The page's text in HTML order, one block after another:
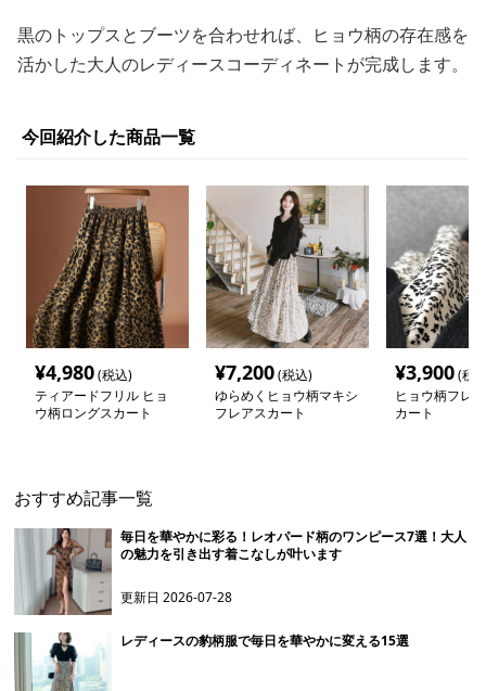
黒のトップスとブーツを合わせれば、ヒョウ柄の存在感を
活かした大人のレディースコーディネートが完成します。
今回紹介した商品一覧
¥4,980(税込)
ティアードフリル ヒョ
ウ柄ロングスカート
¥7,200(税込)
ゆらめくヒョウ柄マキシ
フレアスカート
¥3,900(税
ヒョウ柄フレ
カート
おすすめ記事一覧
毎日を華やかに彩る！レオパード柄のワンピース7選！大人
の魅力を引き出す着こなしが叶います
更新日2026-07-28
レディースの豹柄服で毎日を華やかに変える15選